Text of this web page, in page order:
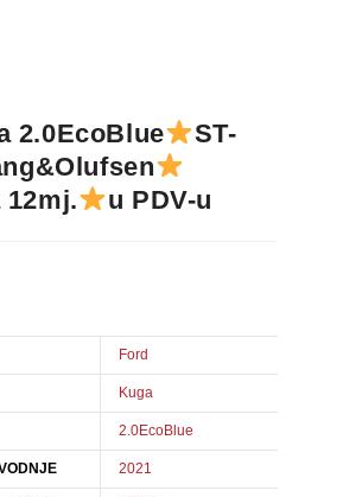
2.0EcoBlue
ST-
12mj.
u PDV-u
Ford
Kuga
2.0EcoBlue
2021